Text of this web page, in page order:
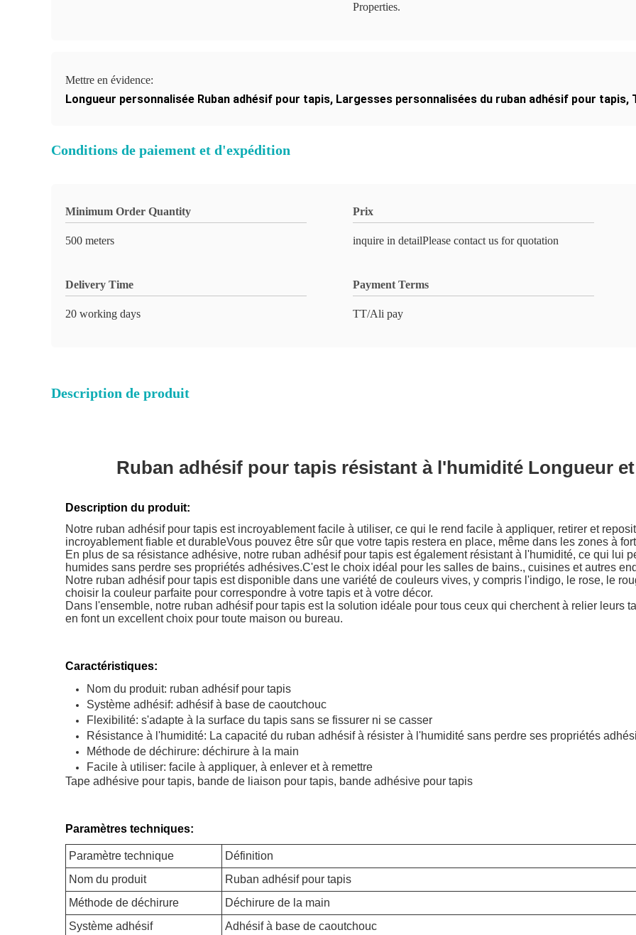
Properties.
Mettre en évidence:
Longueur personnalisée Ruban adhésif pour tapis, Largesses personnalisées du ruban adhésif pour tapis,
Conditions de paiement et d'expédition
Minimum Order Quantity
500 meters
Prix
inquire in detailPlease contact us for quotation
Delivery Time
20 working days
Payment Terms
TT/Ali pay
Description de produit
Ruban adhésif pour tapis résistant à l'humidité Longueur
Description du produit:
Notre ruban adhésif pour tapis est incroyablement facile à utiliser, ce qui le rend facile à appliquer, retirer et
incroyablement fiable et durableVous pouvez être sûr que votre tapis restera en place, même dans les zones à
En plus de sa résistance adhésive, notre ruban adhésif pour tapis est également résistant à l'humidité, ce qui lui
humides sans perdre ses propriétés adhésives.C'est le choix idéal pour les salles de bains., cuisines et autres
Notre ruban adhésif pour tapis est disponible dans une variété de couleurs vives, y compris l'indigo, le rose, le
choisir la couleur parfaite pour correspondre à votre tapis et à votre décor.
Dans l'ensemble, notre ruban adhésif pour tapis est la solution idéale pour tous ceux qui cherchent à relier leurs
en font un excellent choix pour toute maison ou bureau.
Caractéristiques:
Nom du produit: ruban adhésif pour tapis
Système adhésif: adhésif à base de caoutchouc
Flexibilité: s'adapte à la surface du tapis sans se fissurer ni se casser
Résistance à l'humidité: La capacité du ruban adhésif à résister à l'humidité sans perdre ses propriétés
Méthode de déchirure: déchirure à la main
Facile à utiliser: facile à appliquer, à enlever et à remettre
Tape adhésive pour tapis, bande de liaison pour tapis, bande adhésive pour tapis
Paramètres techniques:
Paramètre technique
Définition
Nom du produit
Ruban adhésif pour tapis
Méthode de déchirure
Déchirure de la main
Système adhésif
Adhésif à base de caoutchouc